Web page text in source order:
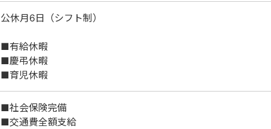
公休月6日（シフト制）
■有給休暇
■慶弔休暇
■育児休暇
■社会保険完備
■交通費全額支給